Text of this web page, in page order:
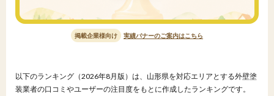
掲載企業様向け 実績バナーのご案内はこちら
以下のランキング（2026年8月版）は、山形県を対応エリアとする外壁塗
装業者の口コミやユーザーの注目度をもとに作成したランキングです。